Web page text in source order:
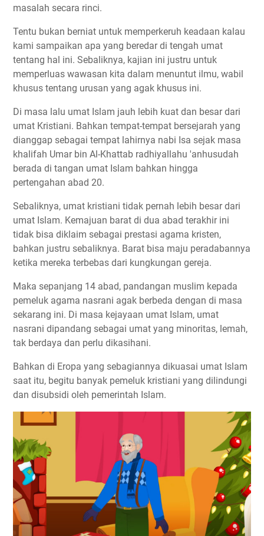
masalah secara rinci.
Tentu bukan berniat untuk memperkeruh keadaan kalau
kami sampaikan apa yang beredar di tengah umat
tentang hal ini. Sebaliknya, kajian ini justru untuk
memperluas wawasan kita dalam menuntut ilmu, wabil
khusus tentang urusan yang agak khusus ini.
Di masa lalu umat Islam jauh lebih kuat dan besar dari
umat Kristiani. Bahkan tempat-tempat bersejarah yang
dianggap sebagai tempat lahirnya nabi Isa sejak masa
khalifah Umar bin Al-Khattab radhiyallahu 'anhusudah
berada di tangan umat Islam bahkan hingga
pertengahan abad 20.
Sebaliknya, umat kristiani tidak pernah lebih besar dari
umat Islam. Kemajuan barat di dua abad terakhir ini
tidak bisa diklaim sebagai prestasi agama kristen,
bahkan justru sebaliknya. Barat bisa maju peradabannya
ketika mereka terbebas dari kungkungan gereja.
Maka sepanjang 14 abad, pandangan muslim kepada
pemeluk agama nasrani agak berbeda dengan di masa
sekarang ini. Di masa kejayaan umat Islam, umat
nasrani dipandang sebagai umat yang minoritas, lemah,
tak berdaya dan perlu dikasihani.
Bahkan di Eropa yang sebagiannya dikuasai umat Islam
saat itu, begitu banyak pemeluk kristiani yang dilindungi
dan disubsidi oleh pemerintah Islam.